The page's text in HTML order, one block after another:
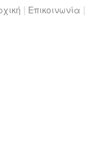
| Επικοινωνία |